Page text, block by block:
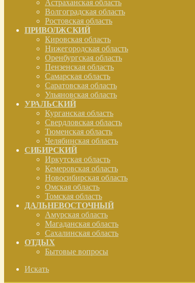
Астраханская область
Волгоградская область
Ростовская область
ПРИВОЛЖСКИЙ
Кировская область
Нижегородская область
Оренбургская область
Пензенская область
Самарская область
Саратовская область
Ульяновская область
УРАЛЬСКИЙ
Курганская область
Свердловская область
Тюменская область
Челябинская область
СИБИРСКИЙ
Иркутская область
Кемеровская область
Новосибирская область
Омская область
Томская область
ДАЛЬНЕВОСТОЧНЫЙ
Амурская область
Магаданская область
Сахалинская область
ОТДЫХ
Бытовые вопросы
Искать